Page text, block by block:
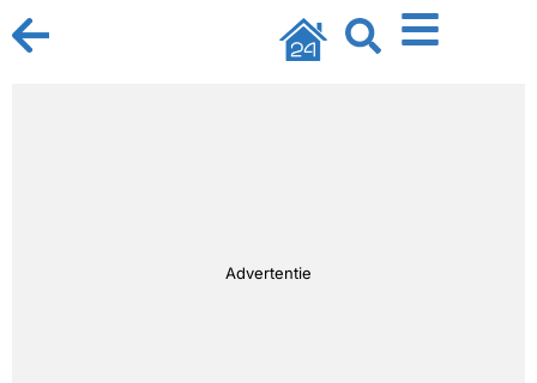
Advertentie